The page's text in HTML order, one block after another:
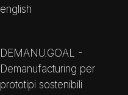
english
DEMANU.GOAL -
Demanufacturing per
prototipi sostenibili